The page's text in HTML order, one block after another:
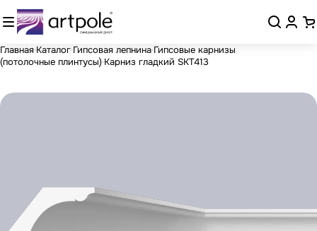
Главная Каталог Гипсовая лепнина Гипсовые карнизы
(потолочные плинтусы) Карниз гладкий SKT413